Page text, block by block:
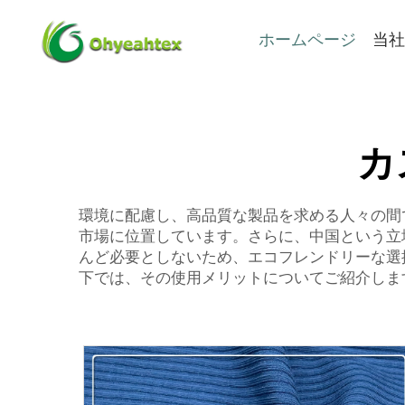
ホームページ 当
環境に配慮し、高品質な製品を求める人々の
市場に位置しています。さらに、中国という
んど必要としないため、エコフレンドリーな
下では、その使用メリットについてご紹介し